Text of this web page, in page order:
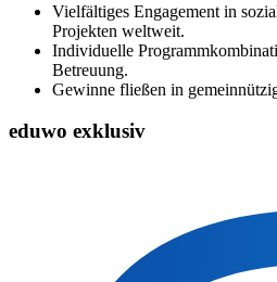
Vielfältiges Engagement in
Projekten weltweit.
Individuelle
Betreuung.
Gewinne fließen in
eduwo exklusiv